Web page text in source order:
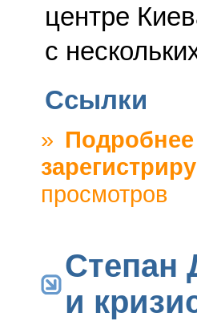
центре
с
Ссылки
» Подробнее
просмотров
Степан
и